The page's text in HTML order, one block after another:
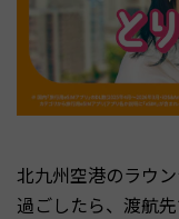
北九州空港のラウ
過ごしたら、渡航